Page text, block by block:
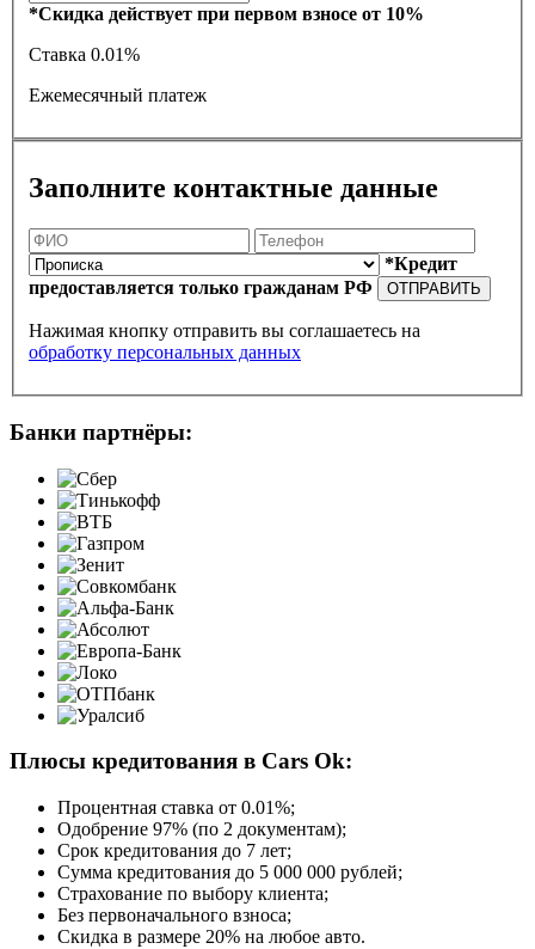
*Скидка действует при первом взносе от 10%
Ставка 0.01%
Ежемесячный платеж
Заполните контактные данные
*Кредит
предоставляется только гражданам РФ
ОТПРАВИТЬ
Нажимая кнопку отправить вы соглашаетесь на
обработку персональных данных
Банки партнёры:
Плюсы кредитования в Cars Ok:
Процентная ставка от 0.01%;
Одобрение 97% (по 2 документам);
Срок кредитования до 7 лет;
Сумма кредитования до 5 000 000 рублей;
Страхование по выбору клиента;
Без первоначального взноса;
Скидка в размере 20% на любое авто.